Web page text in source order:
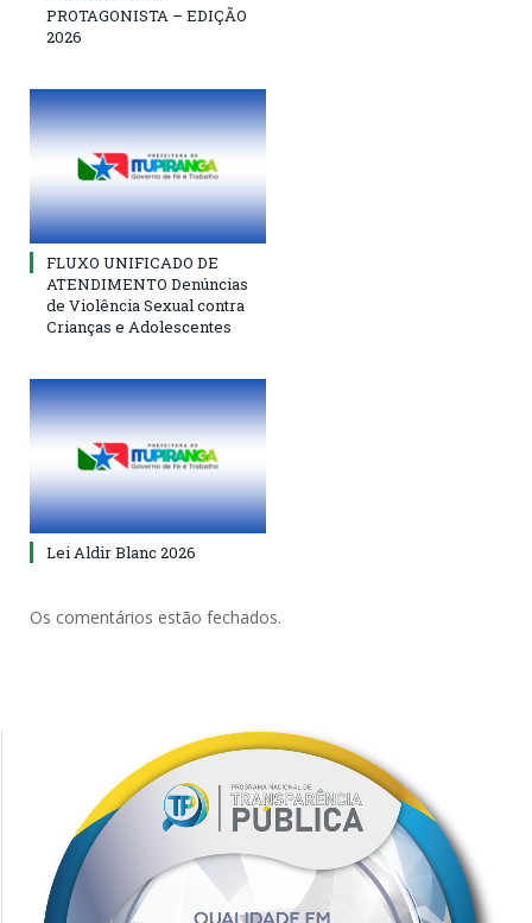
PROTAGONISTA – EDIÇÃO
2026
FLUXO UNIFICADO DE
ATENDIMENTO Denúncias
de Violência Sexual contra
Crianças e Adolescentes
Lei Aldir Blanc 2026
Os comentários estão fechados.